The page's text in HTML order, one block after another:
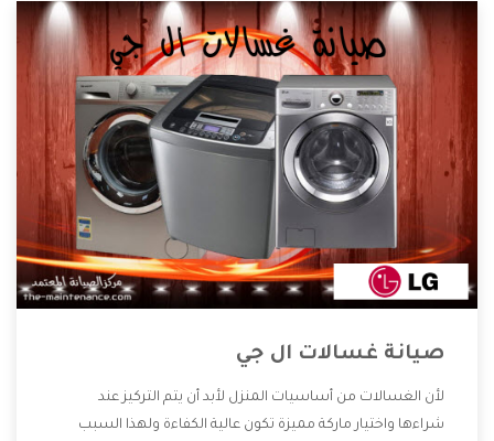
صيانة غسالات ال جي
لأن الغسالات من أساسيات المنزل لأبد أن يتم التركيز عند
شراءها واختيار ماركة مميزة تكون عالية الكفاءة ولهذا السبب